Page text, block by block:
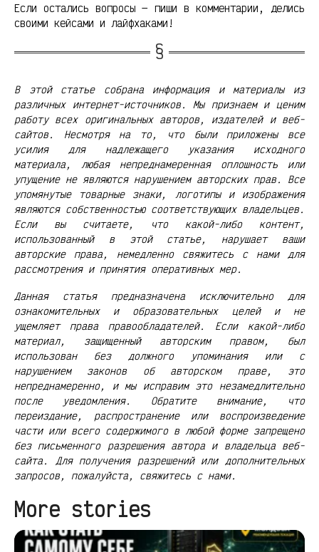
Если остались вопросы — пиши в комментарии, делись
своими кейсами и лайфхаками!
В этой статье собрана информация и материалы из
различных интернет-источников. Мы признаем и ценим
работу всех оригинальных авторов, издателей и веб-
сайтов. Несмотря на то, что были приложены все
усилия для надлежащего указания исходного
материала, любая непреднамеренная оплошность или
упущение не являются нарушением авторских прав. Все
упомянутые товарные знаки, логотипы и изображения
являются собственностью соответствующих владельцев.
Если вы считаете, что какой-либо контент,
использованный в этой статье, нарушает ваши
авторские права, немедленно свяжитесь с нами для
рассмотрения и принятия оперативных мер.
Данная статья предназначена исключительно для
ознакомительных и образовательных целей и не
ущемляет права правообладателей. Если какой-либо
материал, защищенный авторским правом, был
использован без должного упоминания или с
нарушением законов об авторском праве, это
непреднамеренно, и мы исправим это незамедлительно
после уведомления. Обратите внимание, что
переиздание, распространение или воспроизведение
части или всего содержимого в любой форме запрещено
без письменного разрешения автора и владельца веб-
сайта. Для получения разрешений или дополнительных
запросов, пожалуйста, свяжитесь с нами.
More stories